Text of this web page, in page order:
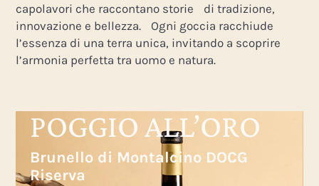
capolavori che raccontano storie di tradizione,
innovazione e bellezza. Ogni goccia racchiude
l’essenza di una terra unica, invitando a scoprire
l’armonia perfetta tra uomo e natura.
POGGIO ALL’ORO
Brunello di Montalcino DOCG
Riserva